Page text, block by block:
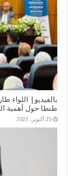
بالفيديو|
طنطا حول أهمية
25 أكتوبر، 2023